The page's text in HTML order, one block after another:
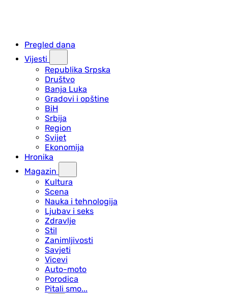
Pregled dana
Vijesti
Republika Srpska
Društvo
Banja Luka
Gradovi i opštine
BiH
Srbija
Region
Svijet
Ekonomija
Hronika
Magazin
Kultura
Scena
Nauka i tehnologija
Ljubav i seks
Zdravlje
Stil
Zanimljivosti
Savjeti
Vicevi
Auto-moto
Porodica
Pitali smo...